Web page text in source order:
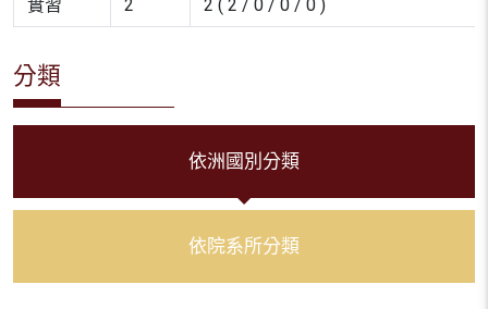
實習 2 2 ( 2 / 0 / 0 / 0 )
分類
依洲國別分類
依院系所分類